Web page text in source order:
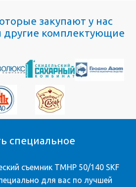
закупают у нас
комплектующие
специальное
съемник TMHP 50/140 SKF
для вас по лучшей